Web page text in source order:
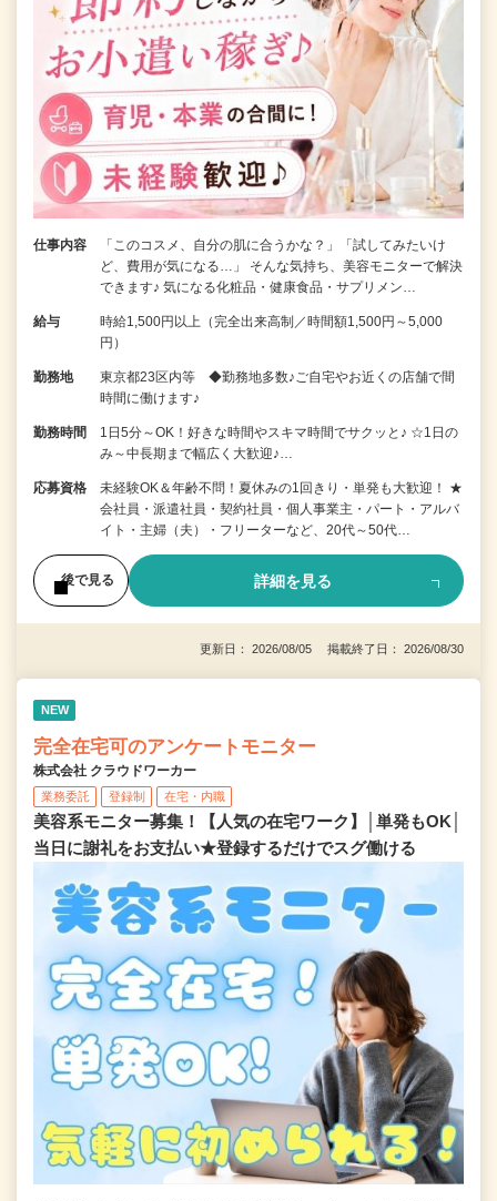
仕事内容
「このコスメ、自分の肌に合うかな？」「試してみたいけ
ど、費用が気になる…」 そんな気持ち、美容モニターで解決
できます♪ 気になる化粧品・健康食品・サプリメン…
給与
時給1,500円以上（完全出来高制／時間額1,500円～5,000
円）
勤務地
東京都23区内等 ◆勤務地多数♪ご自宅やお近くの店舗で間
時間に働けます♪
勤務時間
1日5分～OK！好きな時間やスキマ時間でサクッと♪ ☆1日の
み～中長期まで幅広く大歓迎♪…
応募資格
未経験OK＆年齢不問！夏休みの1回きり・単発も大歓迎！ ★
会社員・派遣社員・契約社員・個人事業主・パート・アルバ
イト・主婦（夫）・フリーターなど、20代～50代…
後で見る 詳細を見る
更新日： 2026/08/05 掲載終了日： 2026/08/30
NEW
完全在宅可のアンケートモニター
株式会社 クラウドワーカー
業務委託 登録制 在宅・内職
美容系モニター募集！【人気の在宅ワーク】│単発もOK│
当日に謝礼をお支払い★登録するだけでスグ働ける